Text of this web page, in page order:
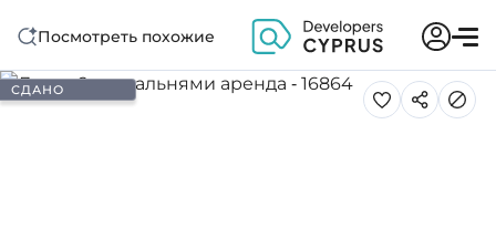
Посмотреть похожие
СДАНО